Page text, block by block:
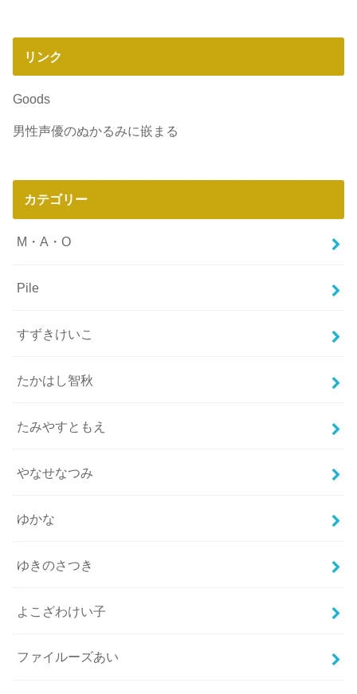
リンク
Goods
男性声優のぬかるみに嵌まる
カテゴリー
M・A・O
Pile
すずきけいこ
たかはし智秋
たみやすともえ
やなせなつみ
ゆかな
ゆきのさつき
よこざわけい子
ファイルーズあい